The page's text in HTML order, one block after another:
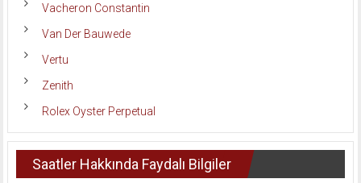
Vacheron Constantin
Van Der Bauwede
Vertu
Zenith
Rolex Oyster Perpetual
Saatler Hakkında Faydalı Bilgiler